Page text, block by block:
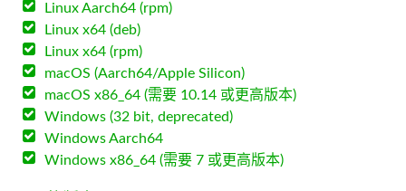
Linux Aarch64 (rpm)
Linux x64 (deb)
Linux x64 (rpm)
macOS (Aarch64/Apple Silicon)
macOS x86_64 (需要 10.14 或更高版本)
Windows (32 bit, deprecated)
Windows Aarch64
Windows x86_64 (需要 7 或更高版本)